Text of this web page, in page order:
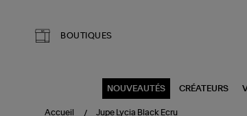
BOUTIQUES
NOUVEAUTÉS CRÉATEURS
Accueil Jupe Lycia Black Ecru